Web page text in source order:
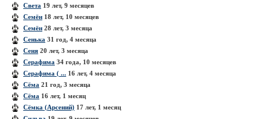
Света 19 лет, 9 месяцев
Семён 18 лет, 10 месяцев
Семён 28 лет, 3 месяца
Сенька 31 год, 4 месяца
Сеня 20 лет, 3 месяца
Серафима 34 года, 10 месяцев
Серафима ( ... 16 лет, 4 месяца
Сёма 21 год, 3 месяца
Сёма 16 лет, 1 месяц
Сёмка (Арсений) 17 лет, 1 месяц